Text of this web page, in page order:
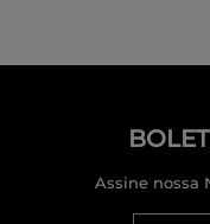
Assine nossa